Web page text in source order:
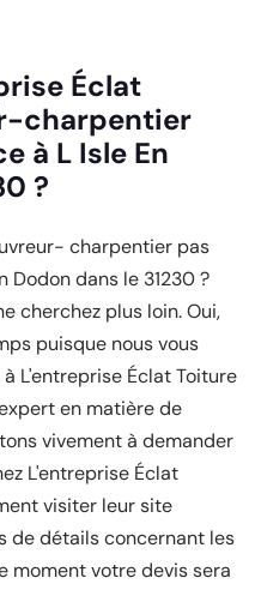
Éclat
charpentier
à L Isle En
?
charpentier pas
Dodon dans le 31230 ?
cherchez plus loin. Oui,
puisque nous vous
L'entreprise Éclat Toiture
en matière de
vivement à demander
L'entreprise Éclat
visiter leur site
de détails concernant les
moment votre devis sera